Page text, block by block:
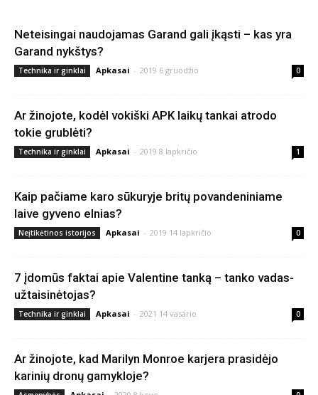
Neteisingai naudojamas Garand gali įkąsti – kas yra
Garand nykštys?
Technika ir ginklai Apkasai - 2019 6 gruodžio 0
Ar žinojote, kodėl vokiški APK laikų tankai atrodo
tokie grublėti?
Technika ir ginklai Apkasai - 2019 8 lapkričio 1
Kaip pačiame karo sūkuryje britų povandeniniame
laive gyveno elnias?
Neįtikėtinos istorijos Apkasai - 2019 14 lapkričio 0
7 įdomūs faktai apie Valentine tanką – tanko vadas-
užtaisinėtojas?
Technika ir ginklai Apkasai - 2021 14 vasario 0
Ar žinojote, kad Marilyn Monroe karjera prasidėjo
karinių dronų gamykloje?